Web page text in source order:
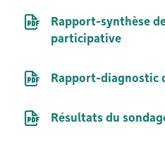
Document PDF
Rapport-synthèse
participative
Document PDF
Rapport-diagnostic
Document PDF
Résultats du